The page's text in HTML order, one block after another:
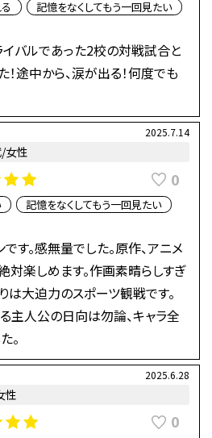
記憶をなくしてもう一回見たい
バルであった2校の対戦試合と
！途中から、涙が出る！何度でも
2025.7.14
女性
0
記憶をなくしてもう一回見たい
す。感無量でした。原作、アニメ
楽しめます。作画素晴らしすぎ
は大迫力のスポーツ観戦です。
主人公の日向は勿論、キャラ全
。
2025.6.28
性
0